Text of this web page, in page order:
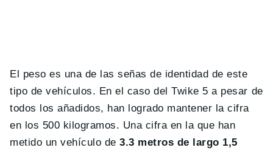
El peso es una de las señas de identidad de este
tipo de vehículos. En el caso del Twike 5 a pesar de
todos los añadidos, han logrado mantener la cifra
en los 500 kilogramos. Una cifra en la que han
metido un vehículo de 3.3 metros de largo 1,5